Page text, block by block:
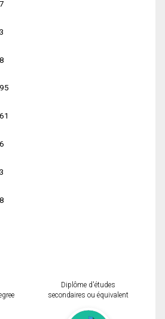
Diplôme d'études
secondaires ou équivalent